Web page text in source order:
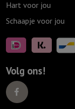
Hart voor jou
Schaapje voor jou
Volg ons!